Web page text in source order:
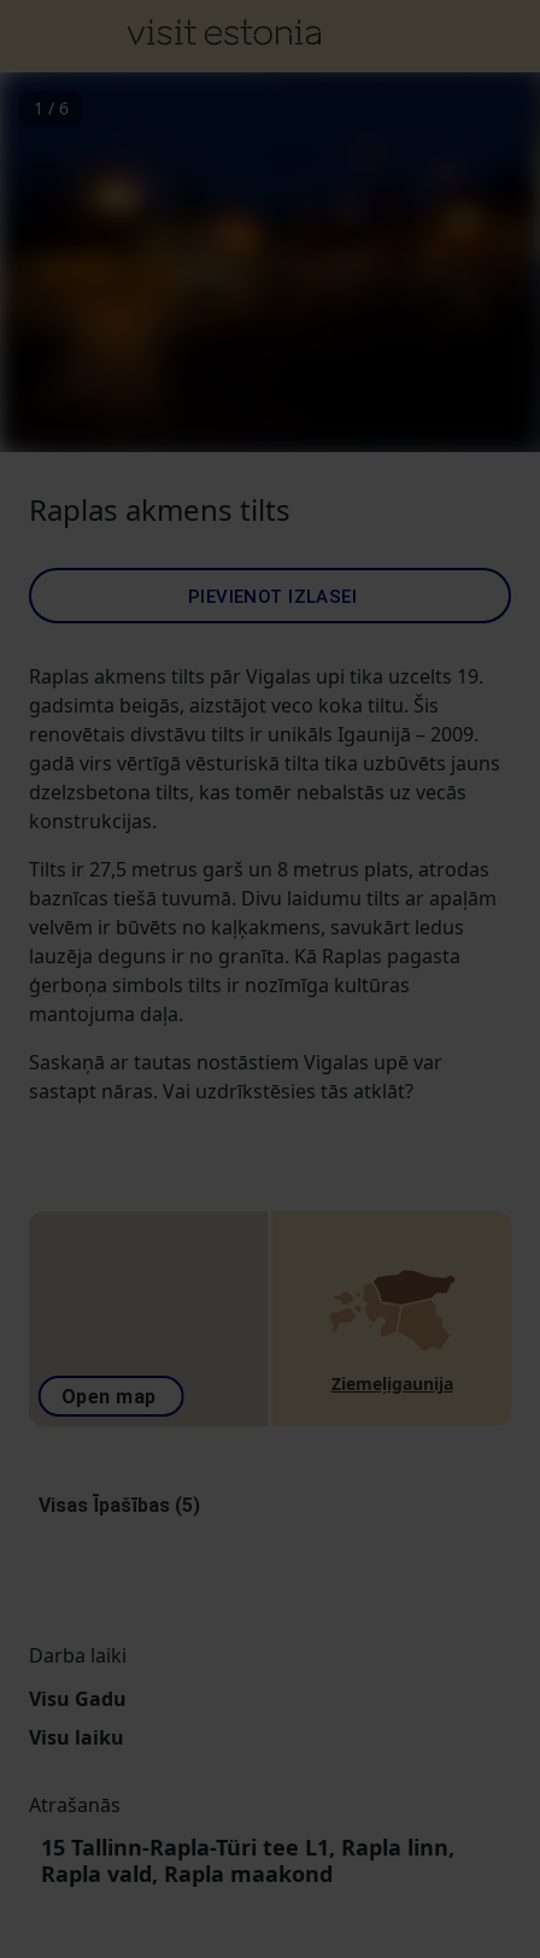
1 / 6
Raplas akmens tilts
PIEVIENOT IZLASEI
Raplas akmens tilts pār Vigalas upi tika uzcelts 19.
gadsimta beigās, aizstājot veco koka tiltu. Šis
renovētais divstāvu tilts ir unikāls Igaunijā – 2009.
gadā virs vērtīgā vēsturiskā tilta tika uzbūvēts jauns
dzelzsbetona tilts, kas tomēr nebalstās uz vecās
konstrukcijas.
Tilts ir 27,5 metrus garš un 8 metrus plats, atrodas
baznīcas tiešā tuvumā. Divu laidumu tilts ar apaļām
velvēm ir būvēts no kaļķakmens, savukārt ledus
lauzēja deguns ir no granīta. Kā Raplas pagasta
ģerboņa simbols tilts ir nozīmīga kultūras
mantojuma daļa.
Saskaņā ar tautas nostāstiem Vigalas upē var
sastapt nāras. Vai uzdrīkstēsies tās atklāt?
Open map
Ziemeļigaunija
Visas Īpašības (5)
Darba laiki
Visu Gadu
Visu laiku
Atrašanās
15 Tallinn-Rapla-Türi tee L1, Rapla linn,
Rapla vald, Rapla maakond